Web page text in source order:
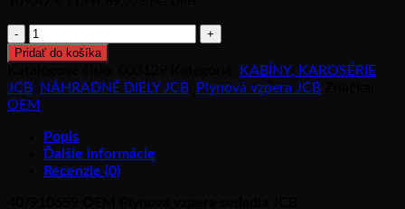
množstvo
40/910659
OEM
Plynová
vzpera
JCB
Pridať do košíka
KABÍNY, KAROSÉRIE
JCB
NÁHRADNÉ DIELY JCB Plynová vzpera JCB
OEM
Popis
Ďalšie informácie
Recenzie (0)